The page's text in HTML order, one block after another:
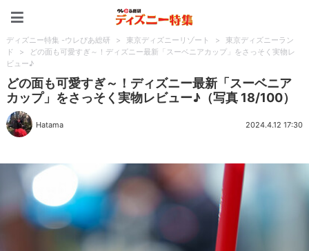
ディズニー特集 -ウレぴあ総研 > 東京ディズニーリゾート >
東京ディズニーラン
ド
>
どの面も可愛すぎ～！ディズニー最新「スーベニアカップ」をさっそく実物レ
ビュー♪
どの面も可愛すぎ～！ディズニー最新「スーベニア
カップ」をさっそく実物レビュー♪（写真 18/100）
Hatama 2024.4.12 17:30